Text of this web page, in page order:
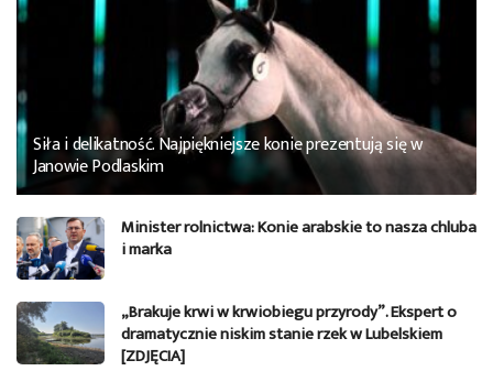
Siła i delikatność. Najpiękniejsze konie prezentują się w
Janowie Podlaskim
Minister rolnictwa: Konie arabskie to nasza chluba
i marka
„Brakuje krwi w krwiobiegu przyrody”. Ekspert o
dramatycznie niskim stanie rzek w Lubelskiem
[ZDJĘCIA]